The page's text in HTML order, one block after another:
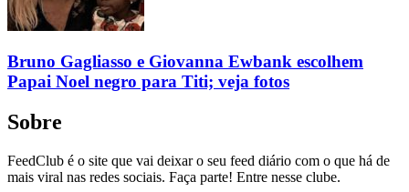
Bruno Gagliasso e Giovanna Ewbank escolhem
Papai Noel negro para Titi; veja fotos
Sobre
FeedClub é o site que vai deixar o seu feed diário com o que há de
mais viral nas redes sociais. Faça parte! Entre nesse clube.